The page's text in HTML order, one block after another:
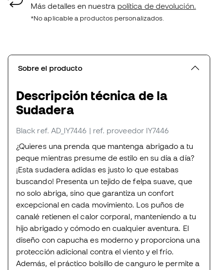
Más detalles en nuestra política de devolución.
*No aplicable a productos personalizados.
Sobre el producto
Descripción técnica de la
Sudadera
Black ref. AD_IY7446 | ref. proveedor IY7446
¿Quieres una prenda que mantenga abrigado a tu
peque mientras presume de estilo en su día a día?
¡Esta sudadera adidas es justo lo que estabas
buscando! Presenta un tejido de felpa suave, que
no solo abriga, sino que garantiza un confort
excepcional en cada movimiento. Los puños de
canalé retienen el calor corporal, manteniendo a tu
hijo abrigado y cómodo en cualquier aventura. El
diseño con capucha es moderno y proporciona una
protección adicional contra el viento y el frío.
Además, el práctico bolsillo de canguro le permite a